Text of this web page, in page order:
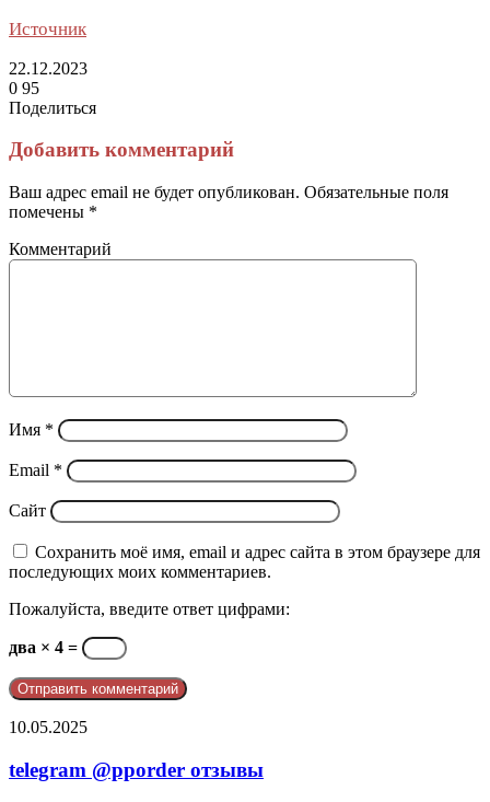
Источник
22.12.2023
0 95
Поделиться
через
электронную
почту
Добавить комментарий
Ваш адрес email не будет опубликован. Обязательные поля
помечены *
Комментарий
Имя *
Email *
Сайт
Сохранить моё имя, email и адрес сайта в этом браузере для
последующих моих комментариев.
Пожалуйста, введите ответ цифрами:
два × 4 =
telegram
отзывы
10.05.2025
telegram @pporder отзывы